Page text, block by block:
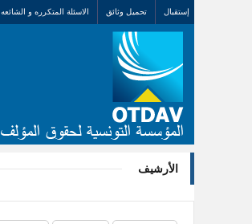
إستقبال تحميل وثائق الاسئلة المتكرره و الشائعه
الأرشيف